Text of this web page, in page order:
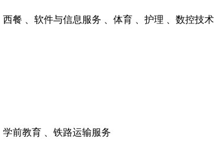
西餐 、软件与信息服务 、体育 、护理 、数控
学前教育 、铁路运输服务